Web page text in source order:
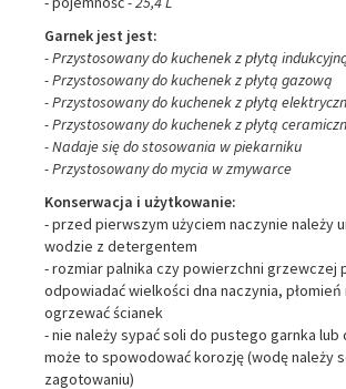
Garnek jest jest:
-Przystosowany do kuchenek z płytą
- Przystosowany do kuchenek z płytą gazową
- Przystosowany do kuchenek z płytą
- Przystosowany do kuchenek z płytą
- Nadaje się do stosowania w piekarniku
- Przystosowany do mycia w zmywarce
Konserwacja i użytkowanie:
- przed pierwszym użyciem naczynie należy
wodzie z detergentem
- rozmiar palnika czy powierzchni grzewczej
odpowiadać wielkości dna naczynia,
ogrzewać ścianek
- nie należy sypać soli do pustego garnka lub
może to spowodować korozję (wodę należy
zagotowaniu)
W ostatnich 7 dniach produktem interesuje się5